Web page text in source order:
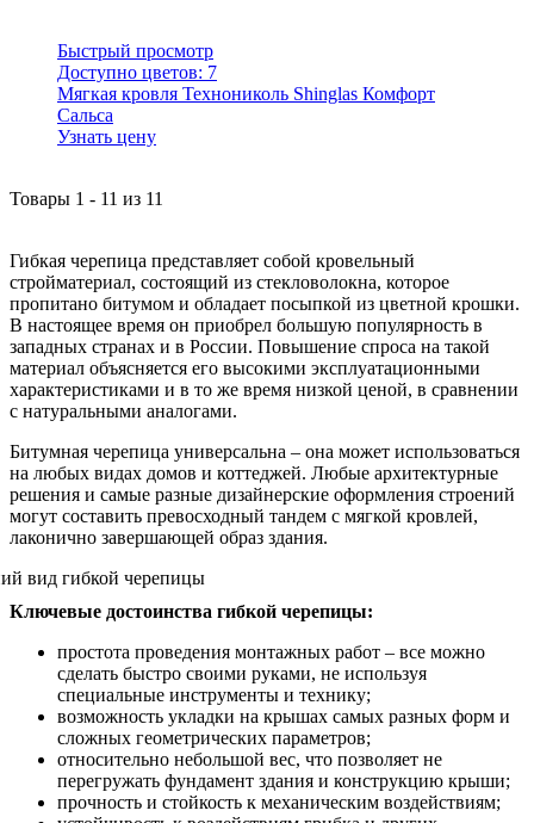
Быстрый просмотр
Доступно цветов: 7
Мягкая кровля Технониколь Shinglas Комфорт
Сальса
Узнать цену
Товары 1 - 11 из 11
Гибкая черепица представляет собой кровельный
стройматериал, состоящий из стекловолокна, которое
пропитано битумом и обладает посыпкой из цветной крошки.
В настоящее время он приобрел большую популярность в
западных странах и в России. Повышение спроса на такой
материал объясняется его высокими эксплуатационными
характеристиками и в то же время низкой ценой, в сравнении
с натуральными аналогами.
Битумная черепица универсальна – она может использоваться
на любых видах домов и коттеджей. Любые архитектурные
решения и самые разные дизайнерские оформления строений
могут составить превосходный тандем с мягкой кровлей,
лаконично завершающей образ здания.
Ключевые достоинства гибкой черепицы:
простота проведения монтажных работ – все можно
сделать быстро своими руками, не используя
специальные инструменты и технику;
возможность укладки на крышах самых разных форм и
сложных геометрических параметров;
относительно небольшой вес, что позволяет не
перегружать фундамент здания и конструкцию крыши;
прочность и стойкость к механическим воздействиям;